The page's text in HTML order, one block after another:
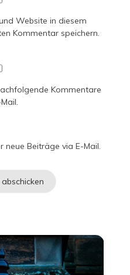
Website in diesem
Kommentar speichern.
Kommentare
neue Beiträge via E-Mail.